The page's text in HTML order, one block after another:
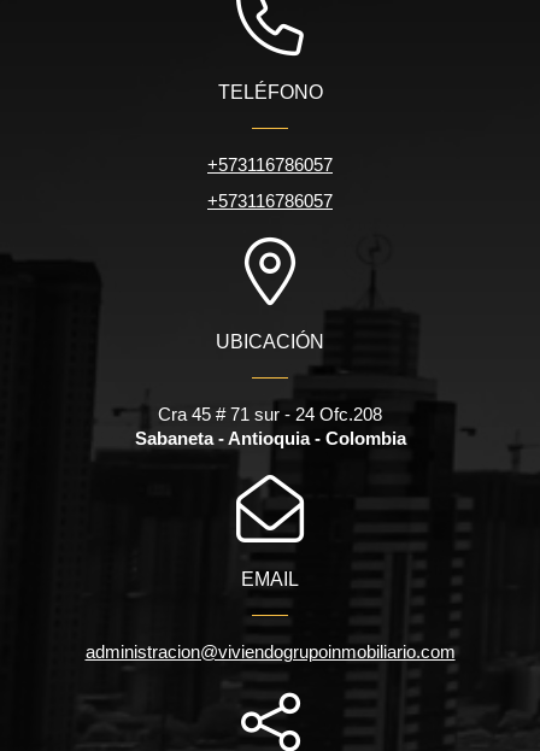
TELÉFONO
+573116786057
+573116786057
UBICACIÓN
Cra 45 # 71 sur - 24 Ofc.208
Sabaneta - Antioquia - Colombia
EMAIL
administracion@viviendogrupoinmobiliario.com